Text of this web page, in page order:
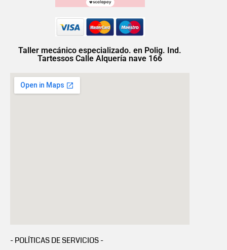
Taller mecánico especializado. en Polig. Ind.
Tartessos Calle Alquería nave 166
- POLÍTICAS DE SERVICIOS -